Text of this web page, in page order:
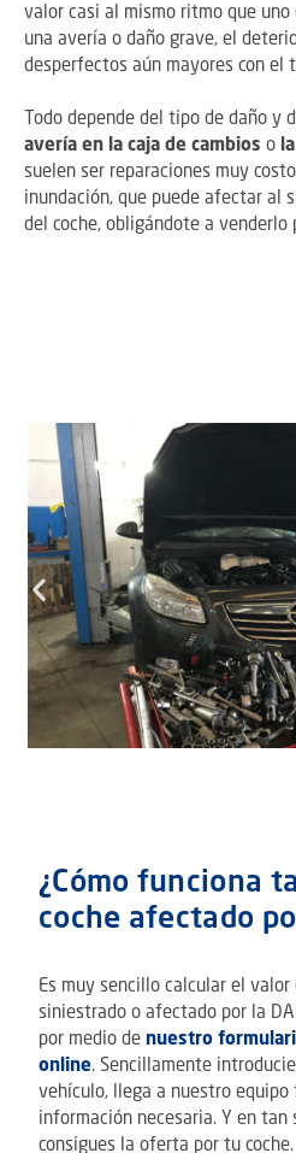
valor casi al mismo ritmo que
una avería o daño grave, el
desperfectos aún mayores con el
Todo depende del tipo de daño y
avería en la caja de cambios o
suelen ser reparaciones muy
inundación, que puede afectar al
del coche, obligándote a
¿Cómo funciona
coche afectado
Es muy sencillo calcular el valor
siniestrado o afectado por la
por medio de nuestro
online. Sencillamente
vehículo, llega a nuestro equipo
información necesaria. Y en tan
consigues la oferta por tu coche.